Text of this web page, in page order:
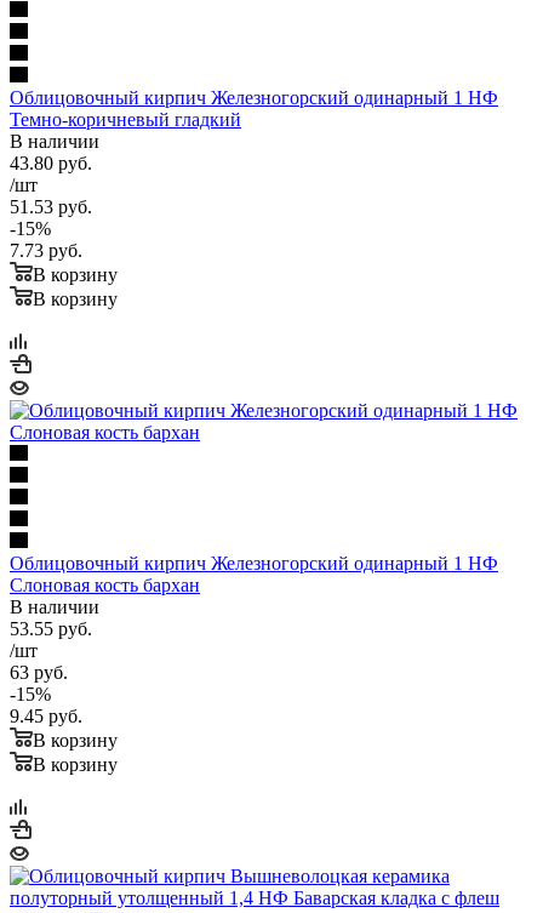
Облицовочный кирпич Железногорский одинарный 1 НФ
Темно-коричневый гладкий
В наличии
43.80 руб.
/шт
51.53 руб.
-15%
7.73 руб.
В корзину
В корзину
Облицовочный кирпич Железногорский одинарный 1 НФ
Слоновая кость бархан
В наличии
53.55 руб.
/шт
63 руб.
-15%
9.45 руб.
В корзину
В корзину